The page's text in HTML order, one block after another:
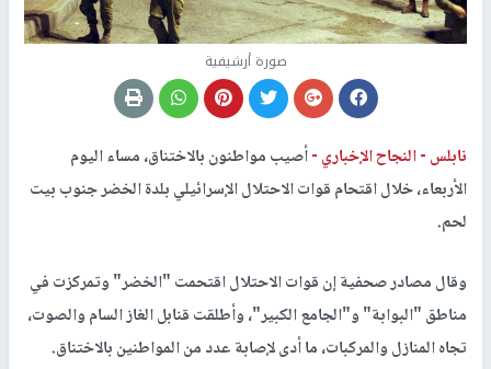
صورة أرشيفية
نابلس -النجاح الإخباري -أصيب مواطنون بالاختناق، مساء اليوم
الأربعاء، خلال اقتحام قوات الاحتلال الإسرائيلي بلدة الخضر جنوب بيت
لحم.
وقال مصادر صحفية إن قوات الاحتلال اقتحمت "الخضر" وتمركزت في
مناطق "البوابة" و"الجامع الكبير"، وأطلقت قنابل الغاز السام والصوت،
تجاه المنازل والمركبات، ما أدى لإصابة عدد من المواطنين بالاختناق.